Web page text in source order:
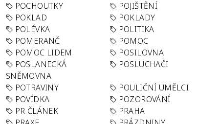
POCHOUTKY
POJIŠTĚNÍ
POKLAD
POKLADY
POLÉVKA
POLITIKA
POMERANČ
POMOC
POMOC LIDEM
POSILOVNA
POSLANECKÁ
SNĚMOVNA
POSLUCHAČI
POTRAVINY
POULIČNÍ UMĚLCI
POVÍDKA
POZOROVÁNÍ
PR ČLÁNEK
PRAHA